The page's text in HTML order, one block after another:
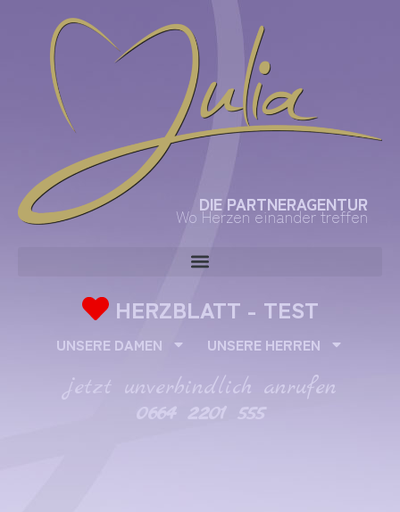
Wo Herzen einander treffen
DIE PARTNERAGENTUR
HERZBLATT - TEST
UNSERE DAMEN UNSERE HERREN
jetzt unverbindlich anrufen
0664 2201 555